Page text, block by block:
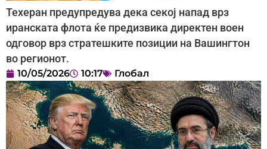
Техеран предупредува дека секој напад врз
иранската флота ќе предизвика директен воен
одговор врз стратешките позиции на Вашингтон
во регионот.
10/05/2026 10:17 Глобал